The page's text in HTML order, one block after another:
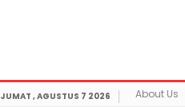
JUMAT , AGUSTUS 7 2026 About Us